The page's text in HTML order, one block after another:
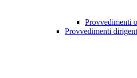
Provvedimenti
Provvedimenti